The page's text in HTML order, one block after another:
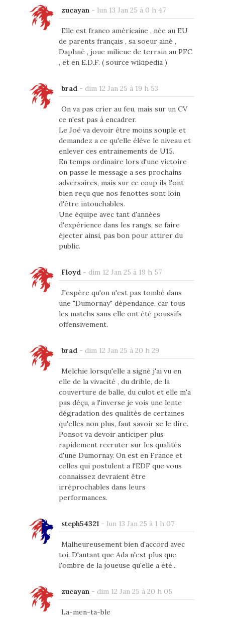
zucayan- lun 13 Jan 25 à 0 h 47
Elle est franco américaine , née au EU
de parents français , sa soeur ainé ,
Daphné , joue milieue de terrain au PFC
, et en E.D.F. ( source wikipedia )
brad- dim 12 Jan 25 à 19 h 53
On va pas crier au feu, mais sur un CV
ce n'est pas à encadrer.
Le Joë va devoir être moins souple et
demandez a ce qu'elle élève le niveau et
enlever ces entrainements de U15.
En temps ordinaire lors d'une victoire
on passe le message a ses prochains
adversaires, mais sur ce coup ils l'ont
bien reçu que nos fenottes sont loin
d'être intouchables.
Une équipe avec tant d'années
d'expérience dans les rangs, se faire
éjecter ainsi, pas bon pour attirer du
public.
Floyd- dim 12 Jan 25 à 19 h 57
J'espère qu'on n'est pas tombé dans
une "Dumornay" dépendance, car tous
les matchs sans elle ont été poussifs
offensivement.
brad- dim 12 Jan 25 à 20 h 29
Melchie lorsqu'elle a signé j'ai vu en
elle de la vivacité , du drible, de la
couverture de balle, du culot et elle m'a
pas déçu, a l'inverse je vois une lente
dégradation des qualités de certaines
qu'elles non plus, faut savoir se le dire.
Ponsot va devoir anticiper plus
rapidement recruter sur les qualités
d'une Dumornay. On est en France et
celles qui postulent a l'EDF que vous
connaissez devraient être
irréprochables dans leurs
performances.
steph54321- lun 13 Jan 25 à 1 h 07
Malheureusement bien d'accord avec
toi. D'autant que Ada n'est plus que
l'ombre de la joueuse qu'elle a été...
zucayan- dim 12 Jan 25 à 20 h 05
La-men-ta-ble